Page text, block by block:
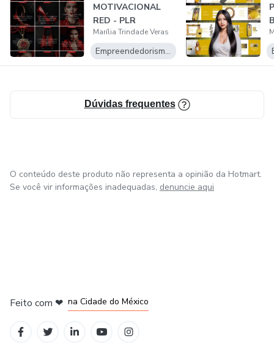
MOTIVACIONAL
RED - PLR
Marília Trindade Veras
Empreendedorismo Digital
Dúvidas frequentes
O conteúdo deste produto não representa a opinião da Hotmart.
Se você vir informações inadequadas, denuncie aqui
Feito com ❤ na Cidade do México